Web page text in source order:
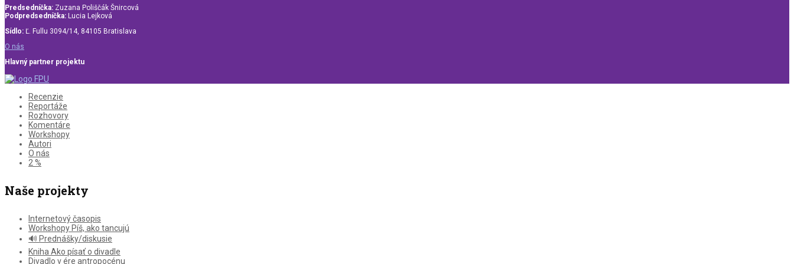
Predsedníčka: Zuzana Poliščák Šnircová
Podpredsedníčka: Lucia Lejková
Sídlo: Ľ. Fullu 3094/14, 84105 Bratislava
O nás
Hlavný partner projektu
Recenzie
Reportáže
Rozhovory
Komentáre
Workshopy
Autori
O nás
2 %
Naše projekty
Internetový časopis
Workshopy Píš, ako tancujú
🔊 Prednášky/diskusie
Kniha Ako písať o divadle
Divadlo v ére antropocénu